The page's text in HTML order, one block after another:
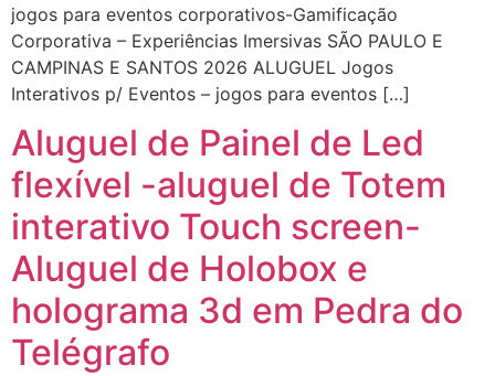
jogos para eventos corporativos-Gamificação
Corporativa – Experiências Imersivas SÃO PAULO E
CAMPINAS E SANTOS 2026 ALUGUEL Jogos
Interativos p/ Eventos – jogos para eventos […]
Aluguel de Painel de Led
flexível -aluguel de Totem
interativo Touch screen-
Aluguel de Holobox e
holograma 3d em Pedra do
Telégrafo